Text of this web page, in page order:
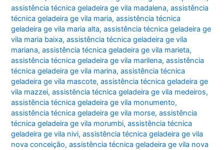
assistência técnica geladeira ge vila madalena,assistência
técnica geladeira ge vila maria,assistência técnica
geladeira ge vila maria alta,assistência técnica geladeira ge
vila maria baixa,assistência técnica geladeira ge vila
mariana,assistência técnica geladeira ge vila marieta,
assistência técnica geladeira ge vila marilena,assistência
técnica geladeira ge vila marina,assistência técnica
geladeira ge vila mascote,assistência técnica geladeira ge
vila mazzei,assistência técnica geladeira ge vila medeiros,
assistência técnica geladeira ge vila monumento,
assistência técnica geladeira ge vila morse,assistência
técnica geladeira ge vila morumbi,assistência técnica
geladeira ge vila nivi,assistência técnica geladeira ge vila
nova conceição,assistência técnica geladeira ge vila nova